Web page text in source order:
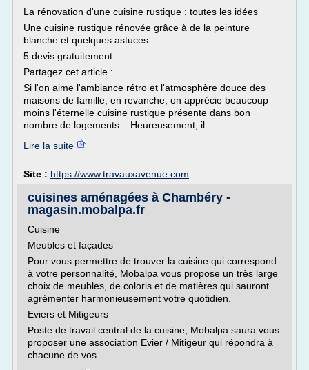
La rénovation d'une cuisine rustique : toutes les idées
Une cuisine rustique rénovée grâce à de la peinture
blanche et quelques astuces
5 devis gratuitement
Partagez cet article :
Si l'on aime l'ambiance rétro et l'atmosphère douce des
maisons de famille, en revanche, on apprécie beaucoup
moins l'éternelle cuisine rustique présente dans bon
nombre de logements... Heureusement, il...
Lire la suite
Site : https://www.travauxavenue.com
cuisines aménagées à Chambéry -
magasin.mobalpa.fr
Cuisine
Meubles et façades
Pour vous permettre de trouver la cuisine qui correspond
à votre personnalité, Mobalpa vous propose un très large
choix de meubles, de coloris et de matières qui sauront
agrémenter harmonieusement votre quotidien.
Eviers et Mitigeurs
Poste de travail central de la cuisine, Mobalpa saura vous
proposer une association Evier / Mitigeur qui répondra à
chacune de vos...